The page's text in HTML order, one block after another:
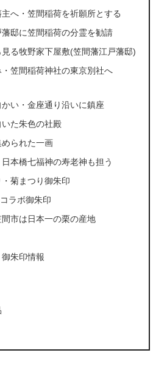
へ・笠間稲荷を祈願所とする
邸に笠間稲荷の分霊を勧請
る牧野家下屋敷(笠間藩江戸藩邸)
笠間稲荷神社の東京別社へ
い・金座通り沿いに鎮座
た朱色の社殿
られた一画
本橋七福神の寿老神も担う
菊まつり御朱印
ラボ御朱印
市は日本一の栗の産地
朱印情報